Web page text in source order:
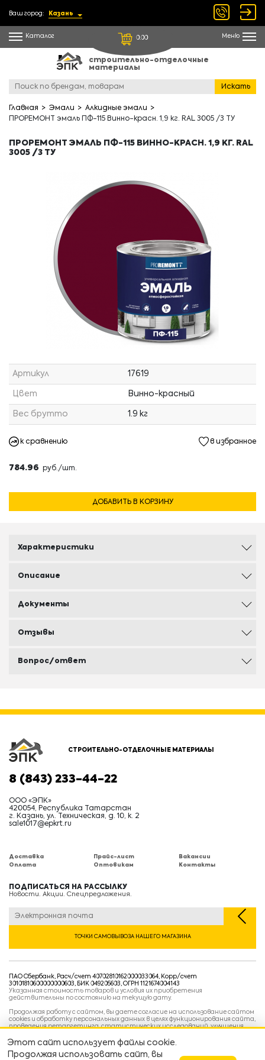
Ваш город: Казань
Каталог 0.00 Меню
строительно-отделочные
материалы
Искать
Главная Эмали
Алкидные эмали
ПРОРЕМОНТ эмаль ПФ-115 Винно-красн. 1,9 кг. RAL 3005 /3 ТУ
ПРОРЕМОНТ ЭМАЛЬ ПФ-115 ВИННО-КРАСН. 1,9 КГ. RAL
3005 /3 ТУ
Артикул 17619
Цвет Винно-красный
Вес брутто 1.9 кг
к сравнению в избранное
784.96 руб./шт.
ДОБАВИТЬ В КОРЗИНУ
Характеристики
Описание
Документы
Отзывы
Вопрос/ответ
СТРОИТЕЛЬНО-ОТДЕЛОЧНЫЕ МАТЕРИАЛЫ
8 (843) 233-44-22
ООО «ЭПК»
420054, Республика Татарстан
г. Казань, ул. Техническая, д. 10, к. 2
sale1017@epkrt.ru
Доставка
Оплата
Прайс-лист
Оптовикам
Вакансии
Контакты
ПОДПИСАТЬСЯ НА РАССЫЛКУ
Новости. Акции. Спецпредложения.
ТОЧКИ САМОВЫВОЗА НАШЕГО МАГАЗИНА
ПАО Сбербанк, Расч/счет 40702810162000033064, Корр/счет
30101810600000000603, БИК 049205603, ОГРН 1121674004143
Указанная стоимость товаров и условия их приобретения
действительны по состоянию на текущую дату.
Продолжая работу с сайтом, вы даете согласие на использование сайтом
cookies и обработку персональных данных в целях функционирования сайта,
проведения ретаргетинга, статистических исследований, улучшения
ваших предпочтений и интересов.
Политика конфиденциальности
Условия пользовательского соглашения
Этот сайт использует файлы cookie.
Продолжая использовать сайт, вы